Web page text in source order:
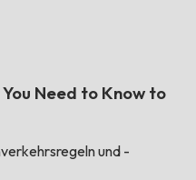
Need to Know to
und -